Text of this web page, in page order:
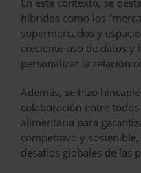
híbridos como los
supermercados y
creciente uso de datos y
personalizar la relación
Además, se hizo
colaboración entre
alimentaria para
competitivo y
desafíos globales de las